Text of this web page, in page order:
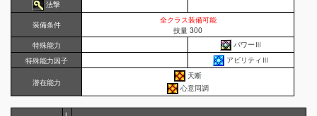
法撃
装備条件
全クラス装備可能
技量 300
特殊能力
パワーⅢ
特殊能力因子
アビリティⅢ
潜在能力
天断
心意同調